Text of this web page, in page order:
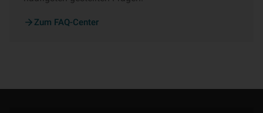
Zum FAQ-Center